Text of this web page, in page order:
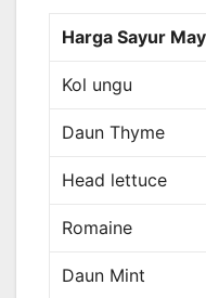
Harga Sayur
Kol ungu
Daun Thyme
Head lettuce
Romaine
Daun Mint